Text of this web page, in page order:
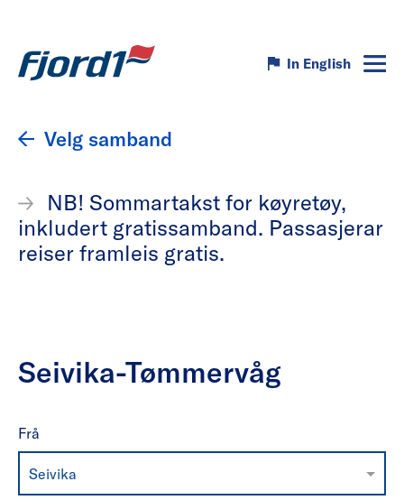
In English
Velg samband
NB! Sommartakst for køyretøy,
inkludert gratissamband. Passasjerar
reiser framleis gratis.
Seivika-Tømmervåg
Frå
Seivika